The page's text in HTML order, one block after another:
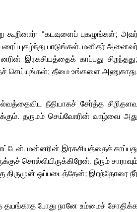
“கடவுளைப் புகழுங்கள்;
புகழ்ந்து பாடுங்கள். மனிதர்
இரகசியத்தைக் காப்பது சிறந்தது;
செய்யுங்கள்; தீமை உங்களை அணுகாது.
நீதியாகச் சேர்த்த
தருமம் செய்வோரின் வாழ்வை அது
மன்னரின் இரகசியத்தைக் காப்பது
சொல்லியிருக்கிறேன். நீரும்
திருமுன் ஒப்படைத்தேன்; இறந்தோரை
தயங்காத போது நானே உம்மைச்